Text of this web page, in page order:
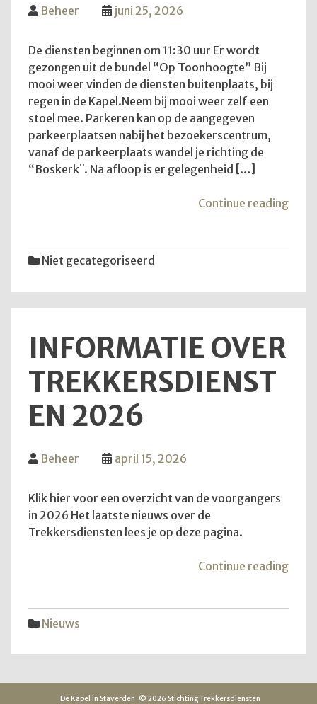
Beheer juni 25, 2026
De diensten beginnen om 11:30 uur Er wordt
gezongen uit de bundel “Op Toonhoogte” Bij
mooi weer vinden de diensten buitenplaats, bij
regen in de Kapel.Neem bij mooi weer zelf een
stoel mee. Parkeren kan op de aangegeven
parkeerplaatsen nabij het bezoekerscentrum,
vanaf de parkeerplaats wandel je richting de
“Boskerk¨. Na afloop is er gelegenheid […]
Continue reading
Niet gecategoriseerd
INFORMATIE OVER
TREKKERSDIENST
EN 2026
Beheer april 15, 2026
Klik hier voor een overzicht van de voorgangers
in 2026 Het laatste nieuws over de
Trekkersdiensten lees je op deze pagina.
Continue reading
Nieuws
De Kapel in Staverden © 2026 Stichting Trekkersdiensten